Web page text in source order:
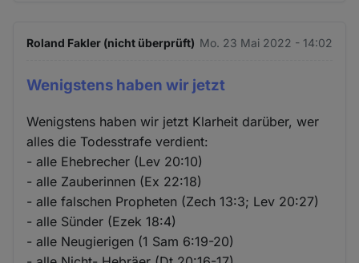
Roland Fakler (nicht überprüft) Mo. 23 Mai 2022 - 14:02
Wenigstens haben wir jetzt
Wenigstens haben wir jetzt Klarheit darüber, wer
alles die Todesstrafe verdient:
- alle Ehebrecher (Lev 20:10)
- alle Zauberinnen (Ex 22:18)
- alle falschen Propheten (Zech 13:3; Lev 20:27)
- alle Sünder (Ezek 18:4)
- alle Neugierigen (1 Sam 6:19-20)